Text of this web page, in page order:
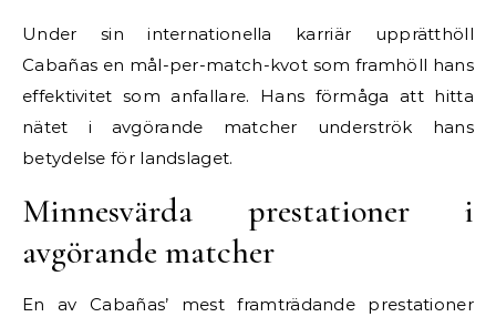
Under sin internationella karriär upprätthöll
Cabañas en mål-per-match-kvot som framhöll hans
effektivitet som anfallare. Hans förmåga att hitta
nätet i avgörande matcher underströk hans
betydelse för landslaget.
Minnesvärda prestationer i
avgörande matcher
En av Cabañas’ mest framträdande prestationer